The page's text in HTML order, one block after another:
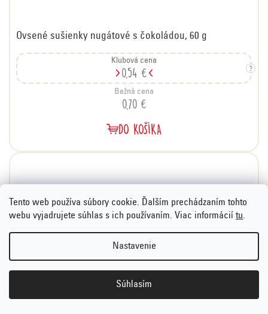
Tento web používa súbory cookie. Ďalším prechádzaním tohto
webu vyjadrujete súhlas s ich používaním. Viac informácií tu.
Nastavenie
Súhlasím
Ovsené sušienky nugátové s čokoládou, 60 g
Klubová cena
0,54 €
Bežná cena
0,70 €
DO KOŠÍKA